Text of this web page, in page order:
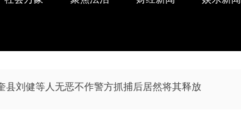
县刘健等人无恶不作警方抓捕后居然将其释放